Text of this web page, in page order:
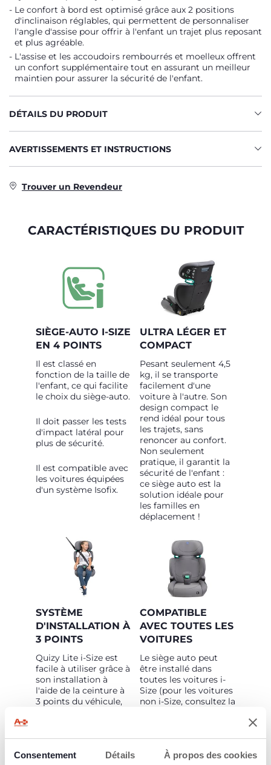
Consentement Détails À propos des cookies
Le confort à bord est optimisé grâce aux 2 positions
d'inclinaison réglables, qui permettent de personnaliser
l'angle d'assise pour offrir à l'enfant un trajet plus reposant
et plus agréable.
L'assise et les accoudoirs rembourrés et moelleux offrent
un confort supplémentaire tout en assurant un meilleur
maintien pour assurer la sécurité de l'enfant.
DÉTAILS DU PRODUIT
AVERTISSEMENTS ET INSTRUCTIONS
Trouver un Revendeur
CARACTÉRISTIQUES DU PRODUIT
SIÈGE-AUTO I-SIZE
EN 4 POINTS
Il est classé en
fonction de la taille de
l'enfant, ce qui facilite
le choix du siège-auto.
Il doit passer les tests
d'impact latéral pour
plus de sécurité.
Il est compatible avec
les voitures équipées
d'un système Isofix.
ULTRA LÉGER ET
COMPACT
Pesant seulement 4,5
kg, il se transporte
facilement d'une
voiture à l'autre. Son
design compact le
rend idéal pour tous
les trajets, sans
renoncer au confort.
Non seulement
pratique, il garantit la
sécurité de l'enfant :
ce siège auto est la
solution idéale pour
les familles en
déplacement !
SYSTÈME
D'INSTALLATION À
3 POINTS
Quizy Lite i-Size est
facile à utiliser grâce à
son installation à
l'aide de la ceinture à
3 points du véhicule,
COMPATIBLE
AVEC TOUTES LES
VOITURES
Le siège auto peut
être installé dans
toutes les voitures i-
Size (pour les voitures
non i-Size, consultez la